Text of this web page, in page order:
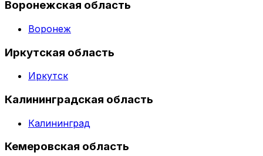
Воронежская область
Воронеж
Иркутская область
Иркутск
Калининградская область
Калининград
Кемеровская область